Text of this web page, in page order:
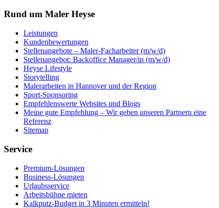
Rund um Maler Heyse
Leistungen
Kundenbewertungen
Stellenangebote – Maler-Facharbeiter (m/w/d)
Stellenangebot: Backoffice Manager/in (m/w/d)
Heyse Lifestyle
Storytelling
Malerarbeiten in Hannover und der Region
Sport-Sponsoring
Empfehlenswerte Websites und Blogs
Meine gute Empfehlung – Wir geben unseren Partnern eine
Referenz
Sitemap
Service
Premium-Lösungen
Business-Lösungen
Urlaubsservice
Arbeitsbühne mieten
Kalkputz-Budget in 3 Minuten ermitteln!